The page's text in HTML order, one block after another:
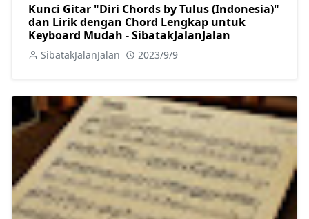
Kunci Gitar "Diri Chords by Tulus (Indonesia)"
dan Lirik dengan Chord Lengkap untuk
Keyboard Mudah - SibatakJalanJalan
SibatakJalanJalan 2023/9/9